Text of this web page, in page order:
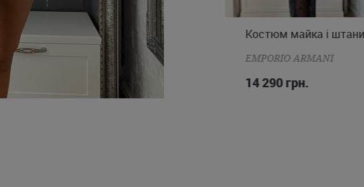
XS M
EMPORIO ARMANI
11 390 грн.
S M L
Костюм майка і штани
EMPORIO ARMANI
14 290 грн.